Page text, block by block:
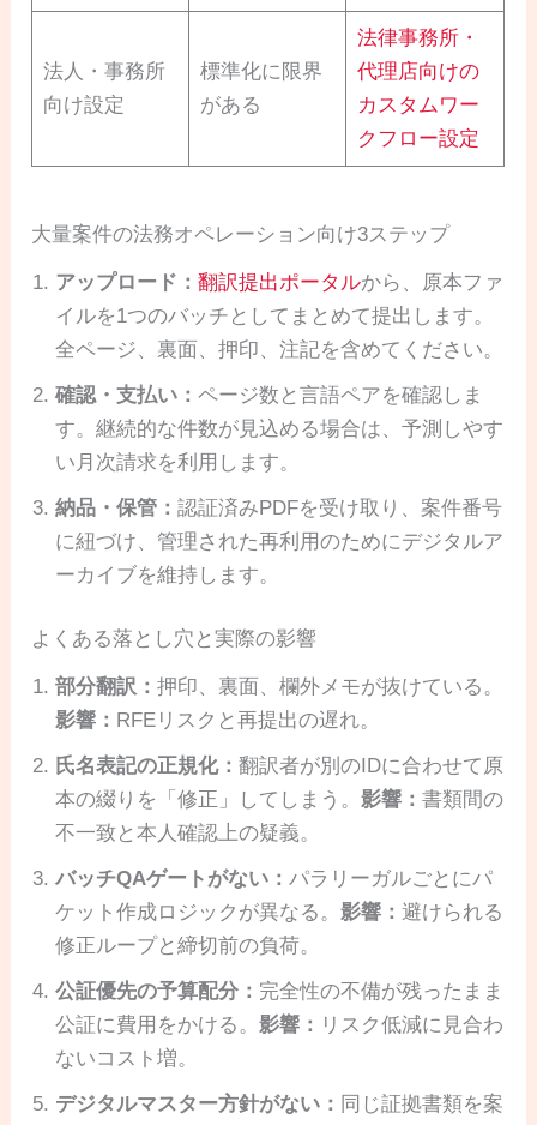
法人・事務所
向け設定
標準化に限界
がある
法律事務所・
代理店向けの
カスタムワー
クフロー設定
大量案件の法務オペレーション向け3ステップ
アップロード：翻訳提出ポータルから、原本ファ
イルを1つのバッチとしてまとめて提出します。
全ページ、裏面、押印、注記を含めてください。
確認・支払い：ページ数と言語ペアを確認しま
す。継続的な件数が見込める場合は、予測しやす
い月次請求を利用します。
納品・保管：認証済みPDFを受け取り、案件番号
に紐づけ、管理された再利用のためにデジタルア
ーカイブを維持します。
よくある落とし穴と実際の影響
部分翻訳：押印、裏面、欄外メモが抜けている。
影響： RFEリスクと再提出の遅れ。
氏名表記の正規化：翻訳者が別のIDに合わせて原
本の綴りを「修正」してしまう。影響：書類間の
不一致と本人確認上の疑義。
バッチQAゲートがない：パラリーガルごとにパ
ケット作成ロジックが異なる。影響：避けられる
修正ループと締切前の負荷。
公証優先の予算配分： 完全性の不備が残ったまま
公証に費用をかける。影響： リスク低減に見合わ
ないコスト増。
デジタルマスター方針がない： 同じ証拠書類を案